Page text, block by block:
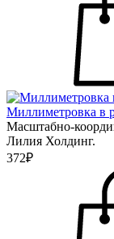
Миллиметровка в
Масштабно-
Лилия Холдинг.
372₽